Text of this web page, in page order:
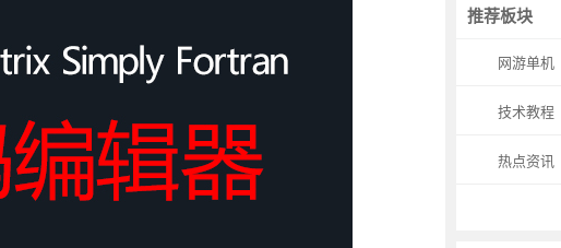
推荐板块
网游单机
技术教程
热点资讯